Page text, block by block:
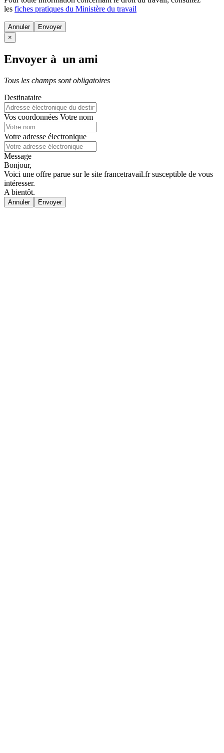
les fiches pratiques du Ministère du travail
Annuler
×
Envoyer à un ami
Tous les champs sont obligatoires
Destinataire
Vos coordonnées Votre nom
Votre adresse électronique
Message
Bonjour,
Voici une offre parue sur le site francetravail.fr susceptible de vous
intéresser.
A bientôt.
Annuler